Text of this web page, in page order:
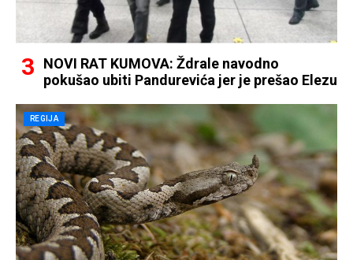
NOVI RAT KUMOVA: Ždrale navodno
pokušao ubiti Pandurevića jer je prešao Elezu
REGIJA